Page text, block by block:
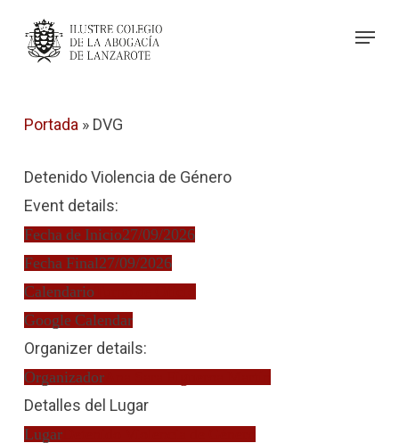
Menu
Portada » DVG
Detenido Violencia de Género
Event details:
Fecha de Inicio27/09/2026
Fecha Final27/09/2026
Calendario
Google Calendar
Organizer details:
OrganizadorAna Sara Figueroa Martín
Detalles del Lugar
LugarDetenido Violencia de Género